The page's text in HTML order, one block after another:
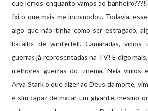
que lemos enquanto vamos ao
foi o que mais me incomodou. Todavia,
algo que não tinha como ser estragado,
batalha de winterfell. Camaradas, vimos
guerras já representadas na TV! E digo
melhores guerras do cinema. Nela vimos
Arya Stark o que dizer ao Deus da morte,
é sim capaz de matar um gigante, mesmo